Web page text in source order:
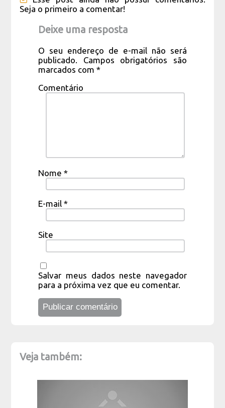
Seja o primeiro a comentar!
Deixe uma resposta
O seu endereço de e-mail não será
publicado. Campos obrigatórios são
marcados com*
Comentário
Nome*
E-mail*
Site
Salvar meus dados neste navegador
para a próxima vez que eu comentar.
Veja também: